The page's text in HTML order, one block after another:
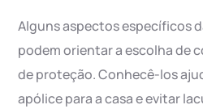
Alguns aspectos específicos
podem orientar a escolha de
de proteção. Conhecê-los
apólice para a casa e evitar